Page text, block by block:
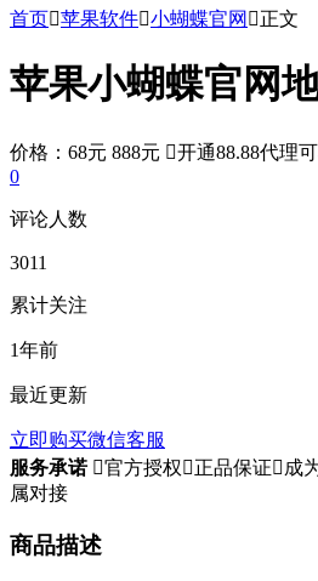
首页苹果软件小蝴蝶官网 正文
苹果小蝴蝶官网
价格： 68元 888元 开通88.88代理
0
评论人数
3011
累计关注
1年前
最近更新
立即购买微信客服
服务承诺 官方授权正品保证 成
属对接
商品描述